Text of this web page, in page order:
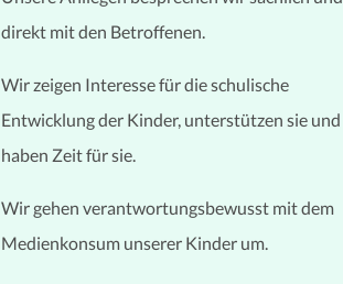
direkt mit den Betroffenen.
Wir zeigen Interesse für die schulische
Entwicklung der Kinder, unterstützen sie und
haben Zeit für sie.
Wir gehen verantwortungsbewusst mit dem
Medienkonsum unserer Kinder um.